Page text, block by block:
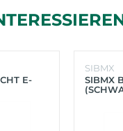
E-
SIBMX
SIBMX